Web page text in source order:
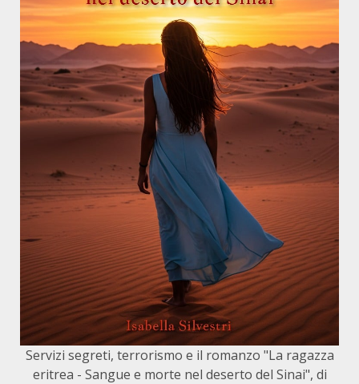
Servizi segreti, terrorismo e il romanzo "La ragazza
eritrea - Sangue e morte nel deserto del Sinai", di